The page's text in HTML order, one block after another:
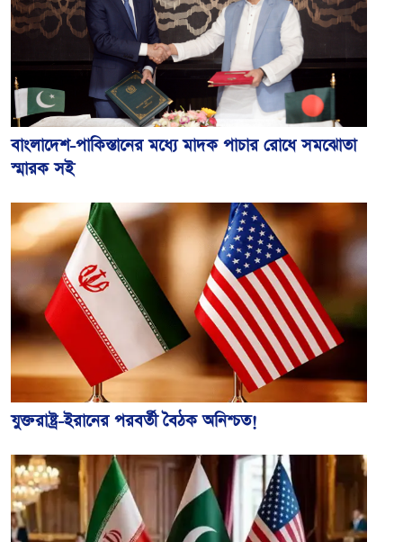
বাংলাদেশ-পাকিস্তানের মধ্যে মাদক পাচার রোধে সমঝোতা
স্মারক সই
যুক্তরাষ্ট্র-ইরানের পরবর্তী বৈঠক অনিশ্চত!